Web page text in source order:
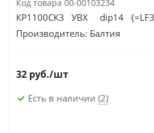
Код товара 00-00103234
КР1100СК3 УВХ dip14
Производитель: Балтия
32 руб./шт
Есть в наличии (2)